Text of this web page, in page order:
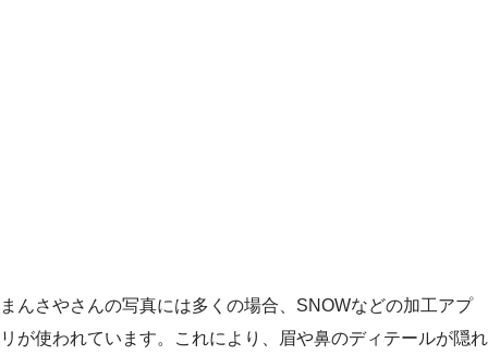
まんさやさんの写真には多くの場合、SNOWなどの加工アプ
リが使われています。これにより、眉や鼻のディテールが隠れ